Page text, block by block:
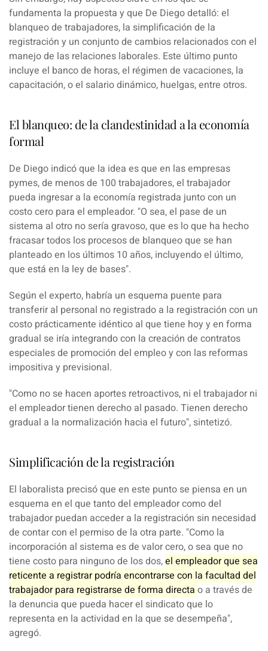
fundamenta la propuesta y que De Diego detalló: el
blanqueo de trabajadores, la simplificación de la
registración y un conjunto de cambios relacionados con el
manejo de las relaciones laborales. Este último punto
incluye el banco de horas, el régimen de vacaciones, la
capacitación, o el salario dinámico, huelgas, entre otros.
El blanqueo: de la clandestinidad a la economía
formal
De Diego indicó que la idea es que en lasempresas
pymes, de menos de 100 trabajadores, el trabajador
pueda ingresar a la economía registrada junto con un
costo cero para el empleador. "O sea, el pase de un
sistema al otro no sería gravoso, que es lo que ha hecho
fracasar todos los procesos de blanqueo que se han
planteado en los últimos 10 años, incluyendo el último,
que está en la ley de bases".
Según el experto, habría un esquema puente para
transferir al personal no registrado a la registración con un
costo prácticamente idéntico al que tiene hoy y en forma
gradual se iría integrando con la creación de contratos
especiales de promoción del empleo y con las reformas
impositiva y previsional.
"Como no se hacen aportes retroactivos, ni el trabajador ni
el empleador tienen derecho al pasado. Tienen derecho
gradual a la normalización hacia el futuro", sintetizó.
Simplificación de la registración
El laboralista precisó que en este punto se piensa en un
esquema en el que tanto del empleador como del
trabajador puedan acceder a la registración sin necesidad
de contar con el permiso de la otra parte. "Como la
incorporación al sistema es de valor cero, o sea que no
tiene costo para ninguno de los dos,el empleador que sea
reticente a registrar podría encontrarse con la facultad del
trabajador para registrarse de forma directa o a través de
la denuncia que pueda hacer el sindicato que lo
representa en la actividad en la que se desempeña",
agregó.